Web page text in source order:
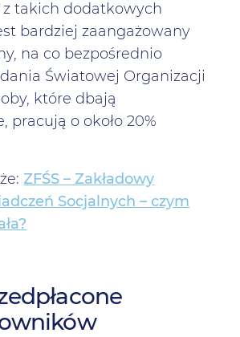
z takich dodatkowych
bardziej zaangażowany
na co bezpośrednio
Światowej Organizacji
które dbają
pracują o około 20%
ZFŚS – Zakładowy
Socjalnych – czym